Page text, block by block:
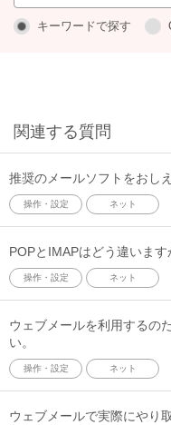
キーワードで探す
関連する質問
推奨のメールソフトをおし
操作・設定 ネット
POPとIMAPはどう違います
操作・設定 ネット
ウェブメールを利用するの
い。
操作・設定 ネット
ウェブメールで実際にやり